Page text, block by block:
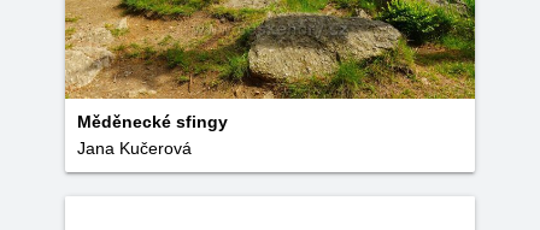
Měděnecké sfingy
Jana Kučerová